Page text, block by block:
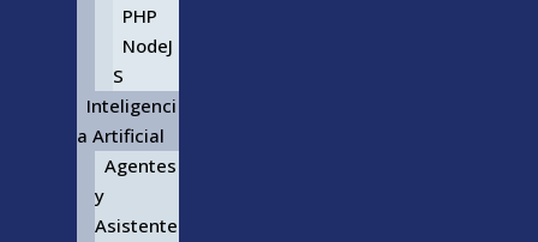
PHP
NodeJ
S
Inteligenci
a Artificial
Agentes
y
Asistente